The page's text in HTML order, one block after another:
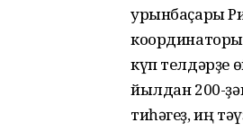
урынбаҫары
күп телдәрҙе
йылдан 200-
тиһәгеҙ, иң